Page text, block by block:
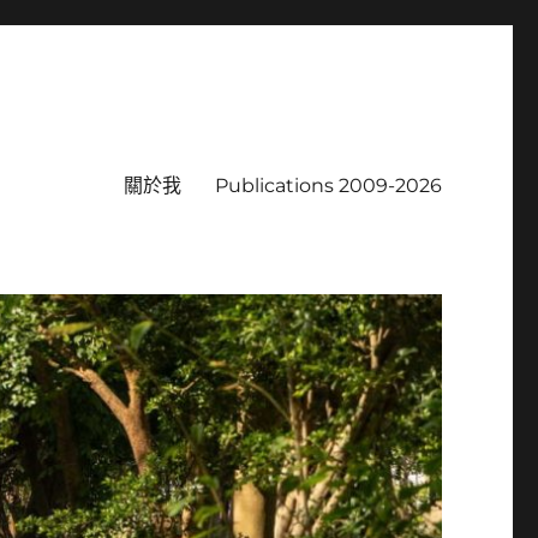
關於我 Publications 2009-2026